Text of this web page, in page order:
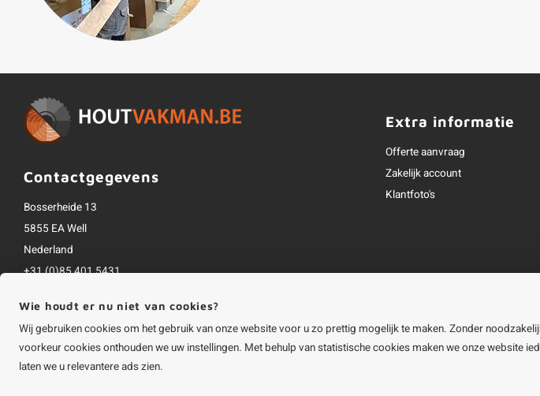
Contactgegevens
Bosserheide 13
5855 EA Well
Nederland
+31 (0)85 401 5431
Alle bedragen zijn incl. btw
Extra informatie
Offerte aanvraag
Zakelijk account
Klantfoto's
Wie houdt er nu niet van cookies?
Wij gebruiken cookies om het gebruik van onze website voor u zo prettig mogelijk te maken. Zonder
voorkeur cookies onthouden we uw instellingen. Met behulp van statistische cookies maken we onze website
laten we u relevantere ads zien.